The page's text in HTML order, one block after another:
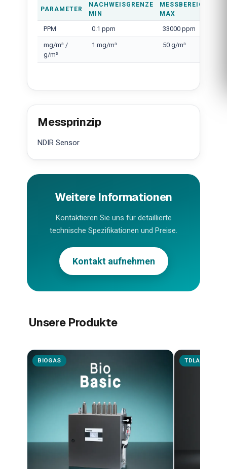
PARAMETER
NACHWEISGRENZE
MIN
MESSBEREICH
MAX
PPM 0.1 ppm 33000 ppm
mg/m³ /
g/m³
1 mg/m³ 50 g/m³
Messprinzip
NDIR Sensor
Weitere Informationen
Kontaktieren Sie uns für detaillierte
technische Spezifikationen und Preise.
Kontakt aufnehmen
Unsere Produkte
BIOGAS TDLAS